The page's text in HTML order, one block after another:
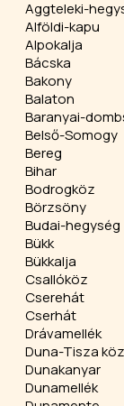
Aggteleki-
Alföldi-kapu
Alpokalja
Bácska
Bakony
Balaton
Baranyai-
Belső-Somogy
Bereg
Bihar
Bodrogköz
Börzsöny
Budai-hegység
Bükk
Bükkalja
Csallóköz
Cserehát
Cserhát
Drávamellék
Duna-Tisza
Dunakanyar
Dunamellék